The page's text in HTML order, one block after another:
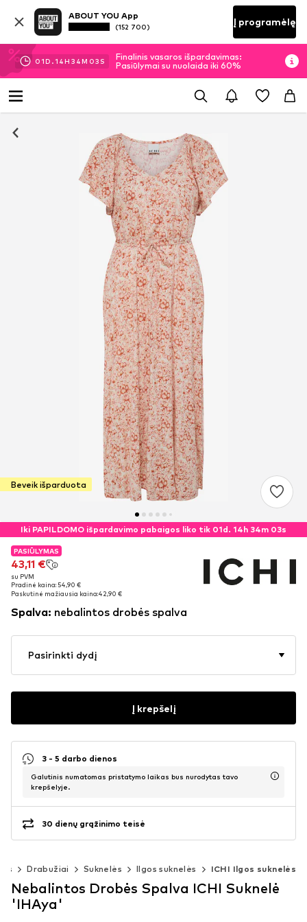
ABOUT YOU App
(152 700) Į programėlę
01D.14H 34M 02 S
Finalinis vasaros išpardavimas:
Pasiūlymai su nuolaida iki 60%
Beveik išparduota
Iki PAPILDOMO išpardavimo pabaigos liko tik 01d. 14h 34m 02s
PASIŪLYMAS
43,11 €
su PVM
Pradinė kaina: 54,90 €
Paskutinė mažiausia kaina:42,90 €
PASIŪLYMAS
43,11 €
su PVM
Pradinė kaina: 54,90 €
Paskutinė mažiausia kaina:42,90 €
Spalva: nebalintos drobės spalva
Pasirinkti dydį
Į krepšelį
3 - 5 darbo dienos
Galutinis numatomas pristatymo laikas bus nurodytas tavo
krepšelyje.
30 dienų grąžinimo teisė
Drabužiai Suknelės Ilgos suknelės ICHI Ilgos suknelės
Nebalintos Drobės Spalva ICHI Suknelė
'IHAya'